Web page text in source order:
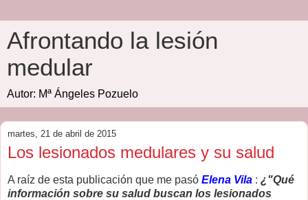
Afrontando la lesión
medular
Autor: Mª Ángeles Pozuelo
martes, 21 de abril de 2015
Los lesionados medulares y su salud
A raíz de esta publicación que me pasó Elena Vila : ¿"Qué
información sobre su salud buscan los lesionados